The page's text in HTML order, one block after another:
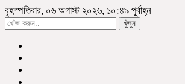
বৃহস্পতিবার, ০৬ অগাস্ট ২০২৬, ১০:৪৯ পূর্বাহ্ন
খুঁজুন